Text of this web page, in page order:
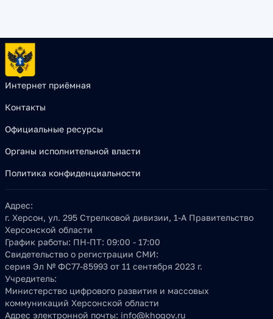
Интернет приёмная
Контакты
Официальные ресурсы
Органы исполнительной власти
Политика конфиденциальности
Адрес:
г. Херсон, ул. 295 Стрелковой дивизии, 1-А Правительство
Херсонской области
График работы: ПН-ПТ: 09:00 - 17:00
Свидетельство о регистрации СМИ:
серия Эл № ФС77-85993 от 11 сентября 2023 г.
Учредитель:
Министерство цифрового развития и массовых
коммуникаций Херсонской области
Адрес электронной почты: info@khogov.ru